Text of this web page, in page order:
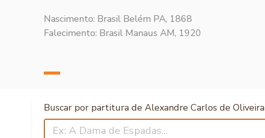
Nascimento: Brasil Belém PA, 1868
Falecimento: Brasil Manaus AM, 1920
Buscar por partitura de Alexandre Carlos de Oliveira